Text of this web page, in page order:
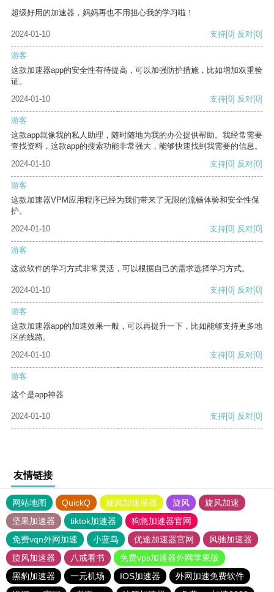
超级好用的加速器，妈妈再也不用担心我的学习啦！
2024-01-10 支持[0] 反对[0]
游客
这款加速器app的安全性有待提高，可以加强防护措施，比如增加双重验
证。
2024-01-10
支持[0] 反对[0]
游客
这款app就像我的私人助理，随时随地为我的办公提供帮助。我经常需要
查找资料，这款app的搜索功能非常强大，能够快速找到我需要的信息。
2024-01-10
支持[0] 反对[0]
游客
这款加速器VPM应用程序已经为我们带来了无限的流畅体验和安全性保
护。
2024-01-10
支持[0] 反对[0]
游客
这款软件的学习方式非常灵活，可以根据自己的需求选择学习方式。
2024-01-10 支持[0] 反对[0]
游客
这款加速器app的加速效果一般，可以再提升一下，比如能够支持更多地
区的线路。
2024-01-10
支持[0] 反对[0]
游客
这个是app神器
2024-01-10 支持[0] 反对[0]
友情链接
网站地图 QuickQ 旋风加速度器 旋风
旋风加速
坚果加速器
tiktok加速器
狗急加速器官网
免费vqn外网加速
小蓝鸟 优途加速器官网
风驰加速器
旋风加速器
八戒看书
免费vps加速器外网苹果版
黑豹加速器
一元机场 IOS加速器
外网加速免费软件